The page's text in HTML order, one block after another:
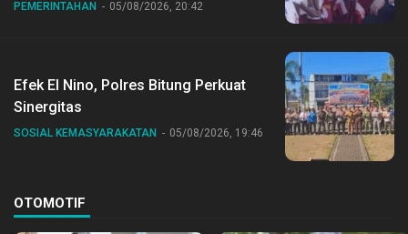
PEMERINTAHAN 05/08/2026, 20:42
Efek El Nino, Polres Bitung Perkuat
Sinergitas
SOSIAL KEMASYARAKATAN 05/08/2026, 19:46
OTOMOTIF